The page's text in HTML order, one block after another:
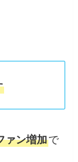
ァン増加で